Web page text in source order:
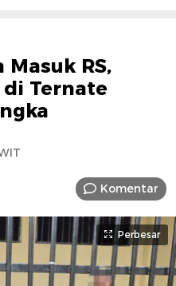
RS,
Ternate
Komentar
Perbesar